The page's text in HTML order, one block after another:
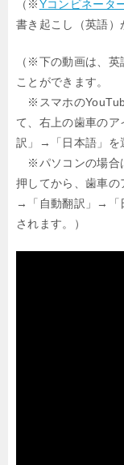
（※Yコンビネータ
書き起こし（英語）
（※下の動画は、
ことができます。
※スマホの
て、右上の歯車の
訳」→「日本語」を
※パソコンの場合
押してから、歯車の
→「自動翻訳」→「
されます。）